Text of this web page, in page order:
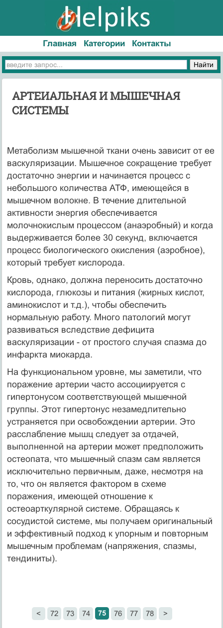
Главная Категории Контакты
АРТЕИАЛЬНАЯ И МЫШЕЧНАЯ
СИСТЕМЫ
Метаболизм мышечной ткани очень зависит от ее
васкуляризации. Мышечное сокращение требует
достаточно энергии и начинается процесс с
небольшого количества АТФ, имеющейся в
мышечном волокне. В течение длительной
активности энергия обеспечивается
молочнокислым процессом (анаэробный) и когда
выдерживается более 30 секунд, включается
процесс биологического окисления (аэробное),
который требует кислорода.
Кровь, однако, должна переносить достаточно
кислорода, глюкозы и питания (жирных кислот,
аминокислот и т.д.), чтобы обеспечить
нормальную работу. Много патологий могут
развиваться вследствие дефицита
васкуляризации - от простого случая спазма до
инфаркта миокарда.
На функциональном уровне, мы заметили, что
поражение артерии часто ассоциируется с
гипертонусом соответствующей мышечной
группы. Этот гипертонус незамедлительно
устраняется при освобождении артерии. Это
расслабление мышц следует за отдачей,
выполненной на артерии может предположить
остеопата, что мышечный спазм сам является
исключительно первичным, даже, несмотря на
то, что он является фактором в схеме
поражения, имеющей отношение к
остеоарткулярной системе. Обращаясь к
сосудистой системе, мы получаем оригинальный
и эффективный подход к упорным и повторным
мышечным проблемам (напряжения, спазмы,
тендиниты).
< 72 73 74 75 76 77 78 >